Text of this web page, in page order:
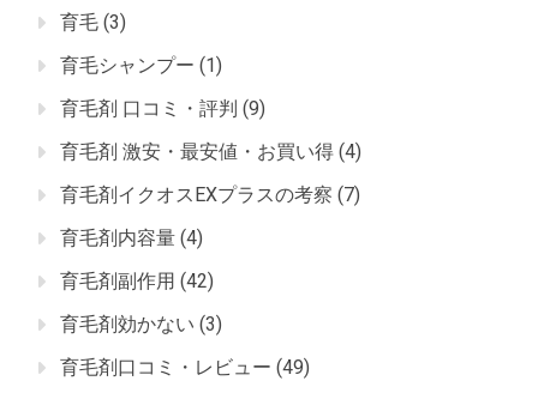
育毛 (3)
育毛シャンプー (1)
育毛剤 口コミ・評判 (9)
育毛剤 激安・最安値・お買い得 (4)
育毛剤イクオスEXプラスの考察 (7)
育毛剤内容量 (4)
育毛剤副作用 (42)
育毛剤効かない (3)
育毛剤口コミ・レビュー (49)